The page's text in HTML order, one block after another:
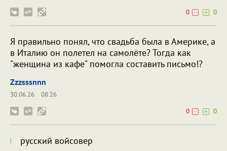
0
0
Я правильно понял, что свадьба была в Америке, а
в Италию он полетел на самолёте? Тогда как
"женщина из кафе" помогла составить письмо!?
Zzzsssnnn
30.06.26
08:26
0
0
русский войсовер